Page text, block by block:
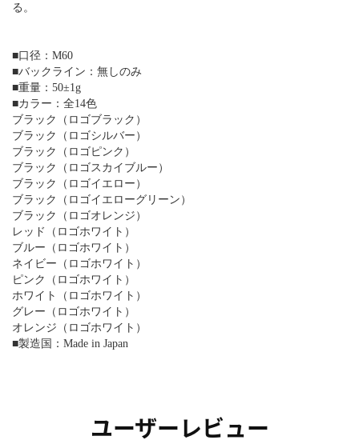
る。
■口径：M60
■バックライン：無しのみ
■重量：50±1g
■カラー：全14色
ブラック（ロゴブラック）
ブラック（ロゴシルバー）
ブラック（ロゴピンク）
ブラック（ロゴスカイブルー）
ブラック（ロゴイエロー）
ブラック（ロゴイエローグリーン）
ブラック（ロゴオレンジ）
レッド（ロゴホワイト）
ブルー（ロゴホワイト）
ネイビー（ロゴホワイト）
ピンク（ロゴホワイト）
ホワイト（ロゴホワイト）
グレー（ロゴホワイト）
オレンジ（ロゴホワイト）
■製造国：Made in Japan
ユーザーレビュー